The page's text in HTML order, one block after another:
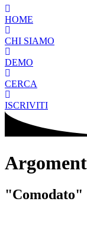
HOME
CHI SIAMO
DEMO
CERCA
ISCRIVITI
"Comodato"